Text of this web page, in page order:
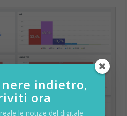
indietro,
ora
le notizie del digitale